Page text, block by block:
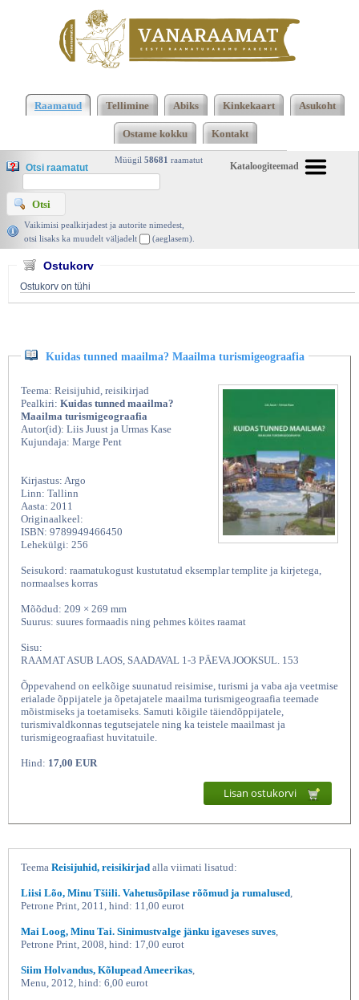
Kuidas tunned maailma? Maailma
tunned maailma? Maailma turismigeograafia, Liis
Juust ja Urmas Kase, Argo 2011 | vanaraamat. ee
Raamatud Tellimine Abiks Kinkekaart Asukoht
Ostame kokku Kontakt
Kataloogiteemad
Müügil 58681 raamatut
Otsi raamatut
Vaikimisi pealkirjadest ja autorite nimedest,
otsi lisaks ka muudelt väljadelt
(aeglasem).
Ostukorv
Ostukorv on tühi
Kuidas tunned maailma? Maailma turismigeograafia
Teema: Reisijuhid, reisikirjad
Pealkiri: Kuidas tunned maailma?
Maailma turismigeograafia
Autor(id): Liis Juust ja Urmas Kase
Kujundaja: Marge Pent
Kirjastus: Argo
Linn: Tallinn
Aasta: 2011
Originaalkeel:
ISBN: 9789949466450
Lehekülgi: 256
Seisukord: raamatukogust kustutatud eksemplar templite ja kirjetega,
normaalses korras
Mõõdud: 209 × 269 mm
Suurus: suures formaadis ning pehmes köites raamat
Sisu:
RAAMAT ASUB LAOS, SAADAVAL 1-3 PÄEVA JOOKSUL. 153
Õppevahend on eelkõige suunatud reisimise, turismi ja vaba aja veetmise
erialade õppijatele ja õpetajatele maailma turismigeograafia teemade
mõistmiseks ja toetamiseks. Samuti kõigile täiendõppijatele,
turismivaldkonnas tegutsejatele ning ka teistele maailmast ja
turismigeograafiast huvitatuile.
Hind: 17,00 EUR
Lisan ostukorvi
Teema Reisijuhid, reisikirjad alla viimati lisatud:
Liisi Lõo, Minu Tšiili. Vahetusõpilase rõõmud ja rumalused
Petrone Print, 2011, hind: 11,00 eurot
Mai Loog, Minu Tai. Sinimustvalge jänku igaveses suves
Petrone Print, 2008, hind: 17,00 eurot
Siim Holvandus, Kõlupead Ameerikas
Menu, 2012, hind: 6,00 eurot